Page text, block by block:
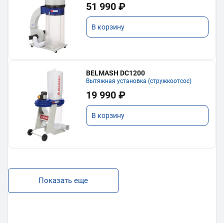
51 990 ₽
В корзину
BELMASH DC1200
Вытяжная установка (стружкоотсос)
19 990 ₽
В корзину
Показать еще